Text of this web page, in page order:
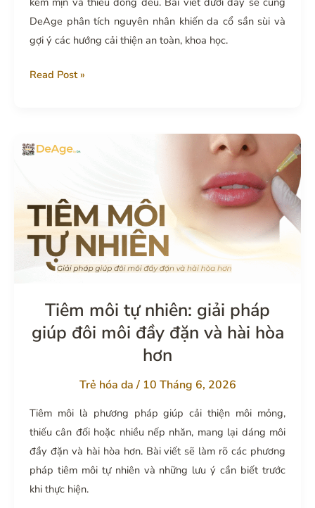
DeAge phân tích nguyên nhân khiến da cổ sần sùi và
gợi ý các hướng cải thiện an toàn, khoa học.
Da
do
cách
giúp
màng
Read Post »
Tiêm môi tự nhiên: giải pháp
giúp đôi môi đầy đặn và hài hòa
hơn
Trẻ hóa da/ 10 Tháng 6, 2026
Tiêm môi là phương pháp giúp cải thiện môi mỏng,
thiếu cân đối hoặc nhiều nếp nhăn, mang lại dáng môi
đầy đặn và hài hòa hơn. Bài viết sẽ làm rõ các phương
pháp tiêm môi tự nhiên và những lưu ý cần biết trước
khi thực hiện.